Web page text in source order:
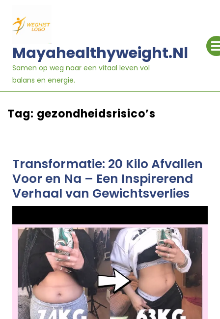
naar
inhoud
Mayahealthyweight.nl
Samen op weg naar een vitaal leven vol
balans en energie.
Tag: gezondheidsrisico’s
Transformatie: 20 Kilo Afvallen
Voor en Na – Een Inspirerend
Verhaal van Gewichtsverlies